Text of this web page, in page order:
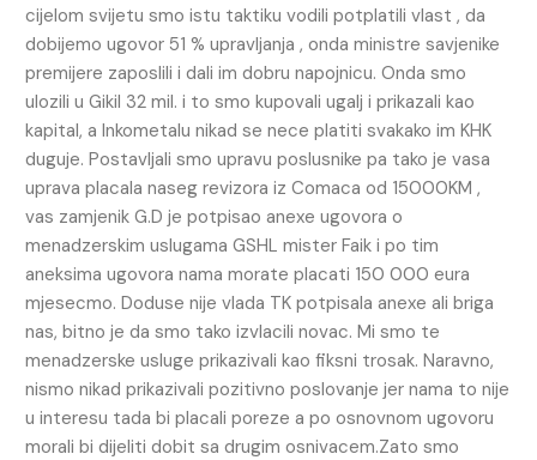
cijelom svijetu smo istu taktiku vodili potplatili vlast , da
dobijemo ugovor 51 % upravljanja , onda ministre savjenike
premijere zaposlili i dali im dobru napojnicu. Onda smo
ulozili u Gikil 32 mil. i to smo kupovali ugalj i prikazali kao
kapital, a Inkometalu nikad se nece platiti svakako im KHK
duguje. Postavljali smo upravu poslusnike pa tako je vasa
uprava placala naseg revizora iz Comaca od 15000KM ,
vas zamjenik G.D je potpisao anexe ugovora o
menadzerskim uslugama GSHL mister Faik i po tim
aneksima ugovora nama morate placati 150 000 eura
mjesecmo. Doduse nije vlada TK potpisala anexe ali briga
nas, bitno je da smo tako izvlacili novac. Mi smo te
menadzerske usluge prikazivali kao fiksni trosak. Naravno,
nismo nikad prikazivali pozitivno poslovanje jer nama to nije
u interesu tada bi placali poreze a po osnovnom ugovoru
morali bi dijeliti dobit sa drugim osnivacem.Zato smo